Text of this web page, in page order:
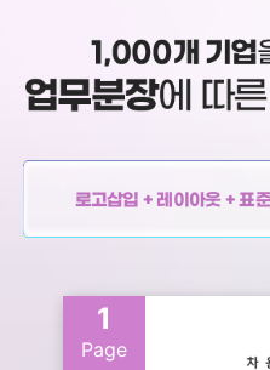
로고삽입 + 레이아웃 + 표
1
Page